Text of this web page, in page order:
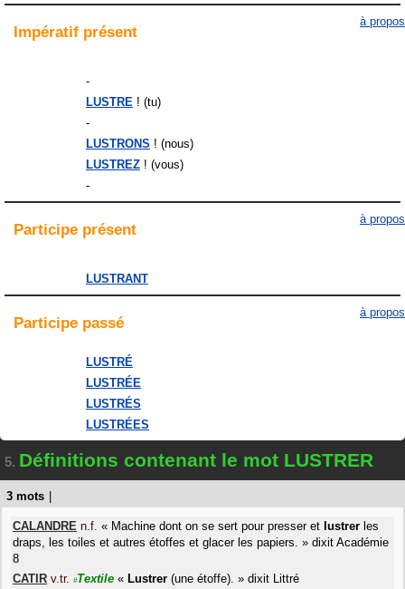
Impératif présent
à propos
-
LUSTRE ! (tu)
-
LUSTRONS ! (nous)
LUSTREZ ! (vous)
-
Participe présent
à propos
LUSTRANT
Participe passé
à propos
LUSTRÉ
LUSTRÉE
LUSTRÉS
LUSTRÉES
5. Définitions contenant le mot LUSTRER
3 mots
CALANDRE n.f. « Machine dont on se sert pour presser et lustrer les
draps, les toiles et autres étoffes et glacer les papiers. » dixit Académie
8
CATIR v.tr. #Textile « Lustrer (une étoffe). » dixit Littré